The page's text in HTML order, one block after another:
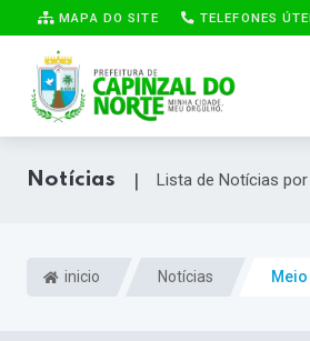
MAPA DO SITE TELEFONES
Notícias | Lista de Notícias
inicio Notícias